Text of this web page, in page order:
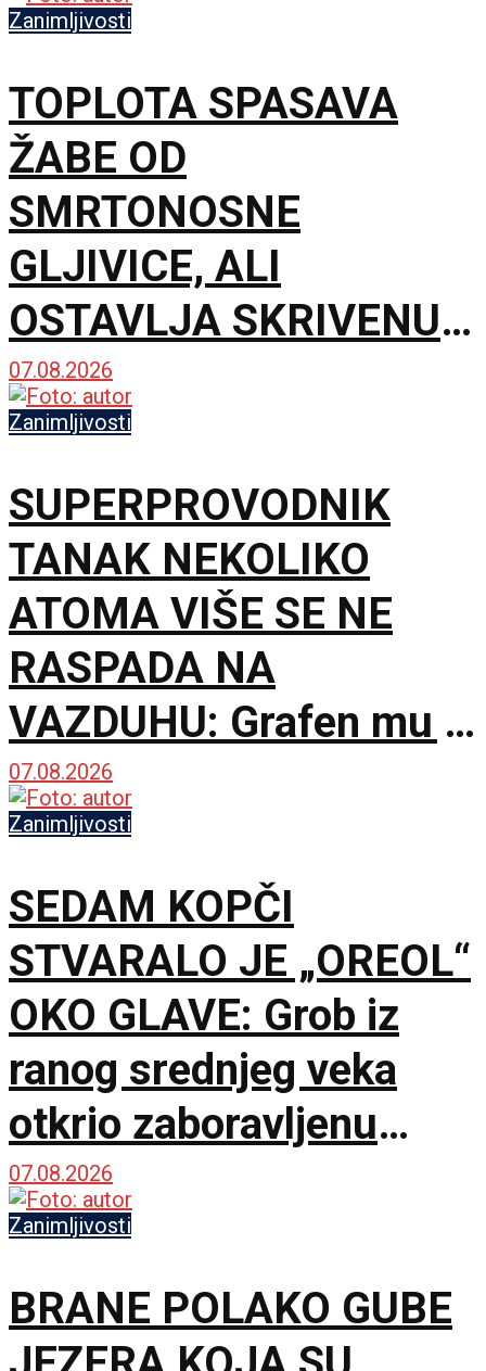
Zanimljivosti
TOPLOTA SPASAVA
ŽABE OD
SMRTONOSNE
GLJIVICE, ALI
OSTAVLJA SKRIVENU
POSLEDICU: Mužjaci
mesecima proizvode
manje sperme
07.08.2026
Zanimljivosti
SUPERPROVODNIK
TANAK NEKOLIKO
ATOMA VIŠE SE NE
RASPADA NA
VAZDUHU: Grafen mu je
postao zaštitni krov
07.08.2026
Zanimljivosti
SEDAM KOPČI
STVARALO JE „OREOL“
OKO GLAVE: Grob iz
ranog srednjeg veka
otkrio zaboravljenu
kulturu
07.08.2026
Zanimljivosti
BRANE POLAKO GUBE